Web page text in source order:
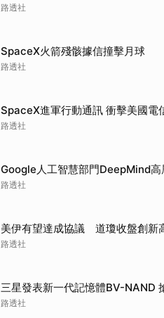
路透社
SpaceX火箭殘骸據信撞擊月球
路透社
SpaceX進軍行動通訊 衝擊美國電
路透社
Google人工智慧部門DeepMind
路透社
美伊有望達成協議 道瓊收盤創新
路透社
三星發表新一代記憶體BV-NAND
路透社